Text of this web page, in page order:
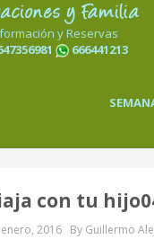
y Reservas
666441213
con tu
2016 By Guillermo